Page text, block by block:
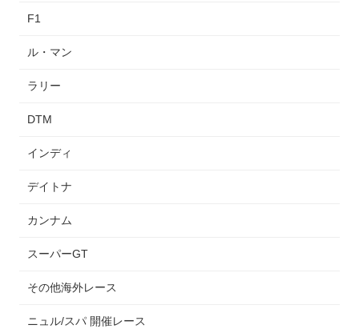
F1
ル・マン
ラリー
DTM
インディ
デイトナ
カンナム
スーパーGT
その他海外レース
ニュル/スパ 開催レース